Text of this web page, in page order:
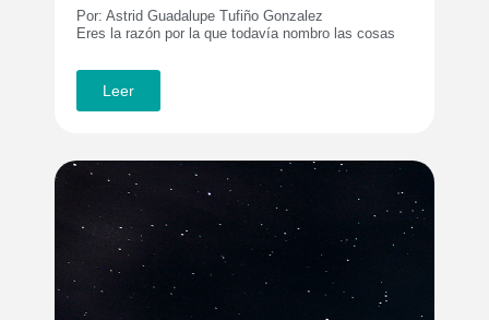
Por: Astrid Guadalupe Tufiño Gonzalez
Eres la razón por la que todavía nombro las cosas
Leer